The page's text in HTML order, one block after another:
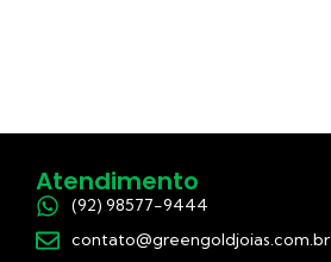
Atendimento
(92) 98577-9444
contato@greengoldjoias.com.br